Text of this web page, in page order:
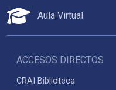
Aula Virtual
ACCESOS DIRECTOS
CRAI Biblioteca